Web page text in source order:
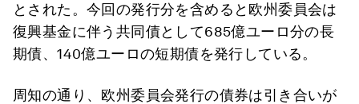
とされた。今回の発行分を含めると欧州委員会は
復興基金に伴う共同債として685億ユーロ分の長
期債、140億ユーロの短期債を発行している。
周知の通り、欧州委員会発行の債券は引き合いが